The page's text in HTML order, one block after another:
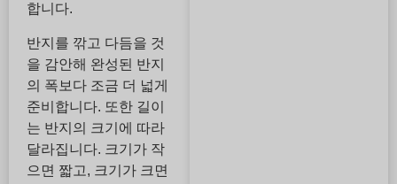
합니다.
반지를 깎고 다듬을 것
을 감안해 완성된 반지
의 폭보다 조금 더 넓게
준비합니다. 또한 길이
는 반지의 크기에 따라
달라집니다. 크기가 작
으면 짧고, 크기가 크면